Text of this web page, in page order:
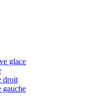
glace
droit
gauche